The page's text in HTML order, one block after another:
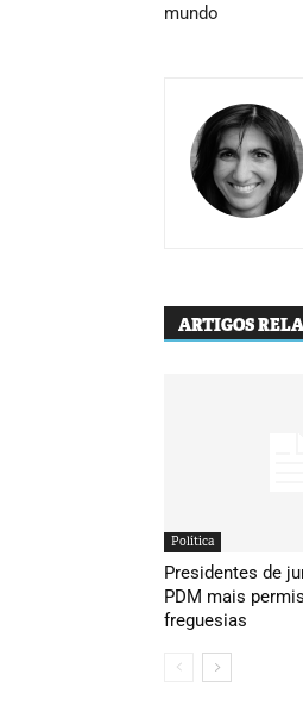
mundo
ARTIGOS
Política
Presidentes de
PDM mais
freguesias